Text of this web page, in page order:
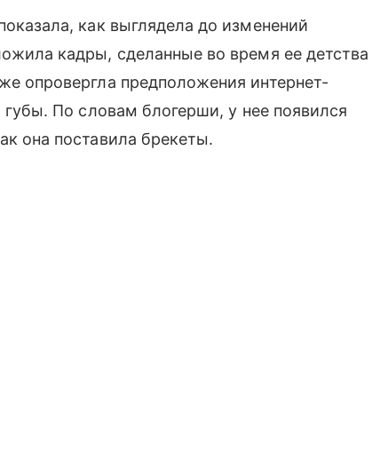
как выглядела до изменений
кадры, сделанные во время ее детства
опровергла предположения интернет-
По словам блогерши, у нее появился
она поставила брекеты.